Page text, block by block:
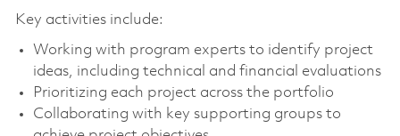
Key activities include:
Working with program experts to identify project
ideas, including technical and financial evaluations
Prioritizing each project across the portfolio
Collaborating with key supporting groups to